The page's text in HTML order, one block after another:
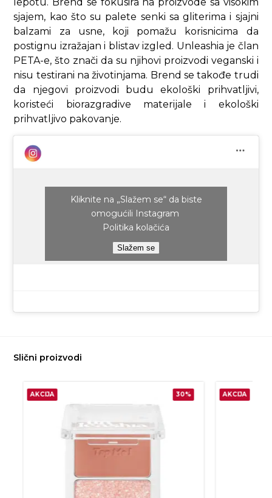
sjajem, kao što su palete senki sa gliterima i sjajni
balzami za usne, koji pomažu korisnicima da
postignu izražajan i blistav izgled. Unleashia je član
PETA-e, što znači da su njihovi proizvodi veganski i
nisu testirani na životinjama. Brend se takođe trudi
da njegovi proizvodi budu ekološki prihvatljivi,
koristeći biorazgradive materijale i ekološki
prihvatljivo pakovanje.
Kliknite na „Slažem se“ da biste
omogućili Instagram
Politika kolačića
Slažem se
Slični proizvodi
AKCIJA 30% AKCIJA